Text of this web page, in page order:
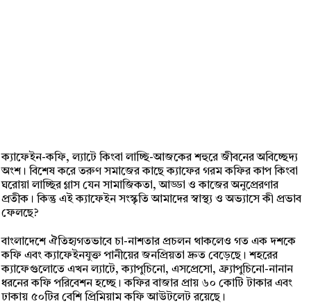
ক্যাফেইন-কফি, ল্যাটে কিংবা লাচ্ছি-আজকের শহুরে জীবনের অবিচ্ছেদ্য
অংশ। বিশেষ করে তরুণ সমাজের কাছে ক্যাফের গরম কফির কাপ কিংবা
ঘরোয়া লাচ্ছির গ্লাস যেন সামাজিকতা, আড্ডা ও কাজের অনুপ্রেরণার
প্রতীক। কিন্তু এই ক্যাফেইন সংস্কৃতি আমাদের স্বাস্থ্য ও অভ্যাসে কী প্রভাব
ফেলছে?
বাংলাদেশে ঐতিহ্যগতভাবে চা-নাশতার প্রচলন থাকলেও গত এক দশকে
কফি এবং ক্যাফেইনযুক্ত পানীয়ের জনপ্রিয়তা দ্রুত বেড়েছে। শহরের
ক্যাফেগুলোতে এখন ল্যাটে, ক্যাপুচিনো, এসপ্রেসো, ফ্র্যাপুচিনো-নানান
ধরনের কফি পরিবেশন হচ্ছে। কফির বাজার প্রায় ৬০ কোটি টাকার এবং
ঢাকায় ৫০টির বেশি প্রিমিয়াম কফি আউটলেট রয়েছে।